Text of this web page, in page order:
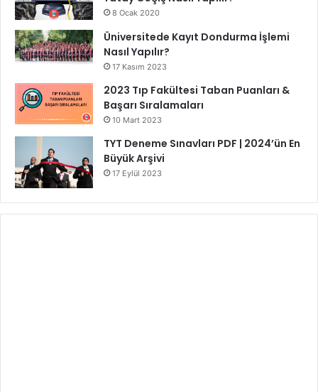
8 Ocak 2020
Üniversitede Kayıt Dondurma İşlemi
Nasıl Yapılır?
17 Kasım 2023
2023 Tıp Fakültesi Taban Puanları &
Başarı Sıralamaları
10 Mart 2023
TYT Deneme Sınavları PDF | 2024’ün En
Büyük Arşivi
17 Eylül 2023